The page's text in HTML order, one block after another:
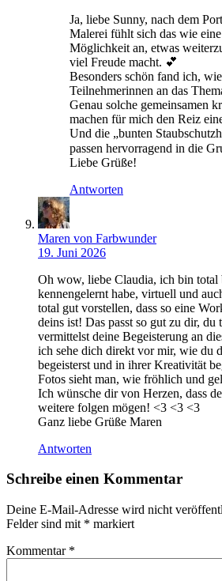
Ja, liebe Sunny, nach dem
Malerei fühlt sich das wie
Möglichkeit an, etwas
viel Freude macht. 💕
Besonders schön fand ich,
Teilnehmerinnen an das
Genau solche gemeinsamen
machen für mich den Reiz
Und die „bunten
passen hervorragend in die
Liebe Grüße!
Antworten
Maren von Farbwunder
19. Juni 2026
Oh wow, liebe Claudia, ich bin total
kennengelernt habe, virtuell und
total gut vorstellen, dass so eine
deins ist! Das passt so gut zu dir, du
vermittelst deine Begeisterung an
ich sehe dich direkt vor mir, wie du
begeisterst und in ihrer Kreativität
Fotos sieht man, wie fröhlich und
Ich wünsche dir von Herzen, dass
weitere folgen mögen! <3 <3 <3
Ganz liebe Grüße Maren
Antworten
Schreibe einen Kommentar
Deine E-Mail-Adresse wird nicht
Felder sind mit * markiert
Kommentar *